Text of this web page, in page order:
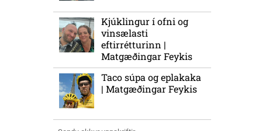
Kjúklingur í ofni og
vinsælasti
eftirrétturinn |
Matgæðingar Feykis
Taco súpa og eplakaka
| Matgæðingar Feykis